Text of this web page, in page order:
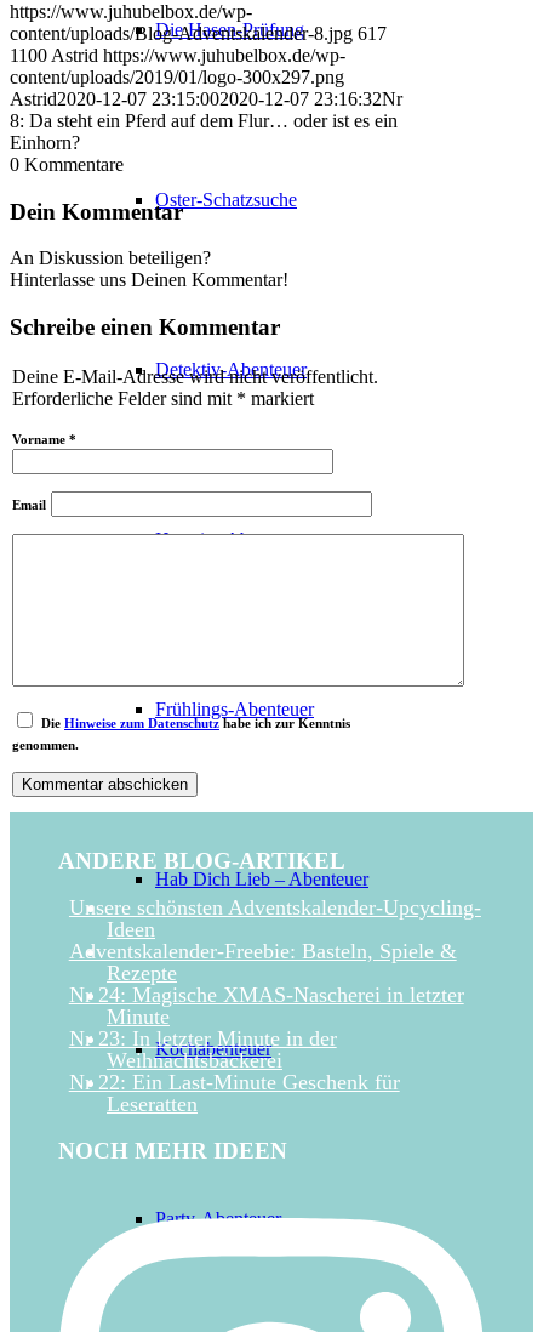
Die Hasen-Prüfung
Oster-Schatzsuche
Detektiv-Abenteuer
Haustier-Abenteuer
Frühlings-Abenteuer
Hab Dich Lieb – Abenteuer
Kochabenteuer
Party-Abenteuer
https://www.juhubelbox.de/wp-
content/uploads/Blog-Adventskalender-8.jpg 617
1100 Astrid https://www.juhubelbox.de/wp-
content/uploads/2019/01/logo-300x297.png
Astrid2020-12-07 23:15:002020-12-07 23:16:32Nr
8: Da steht ein Pferd auf dem Flur… oder ist es ein
Einhorn?
0 Kommentare
Dein Kommentar
An Diskussion beteiligen?
Hinterlasse uns Deinen Kommentar!
Schreibe einen Kommentar
Deine E-Mail-Adresse wird nicht veröffentlicht.
Erforderliche Felder sind mit * markiert
Vorname *
Email
Die Hinweise zum Datenschutzhabe ich zur Kenntnis
genommen.
ANDERE BLOG-ARTIKEL
Unsere schönsten Adventskalender-Upcycling-
Ideen
Adventskalender-Freebie: Basteln, Spiele &
Rezepte
Nr 24: Magische XMAS-Nascherei in letzter
Minute
Nr 23: In letzter Minute in der
Weihnachtsbäckerei
Nr 22: Ein Last-Minute Geschenk für
Leseratten
NOCH MEHR IDEEN